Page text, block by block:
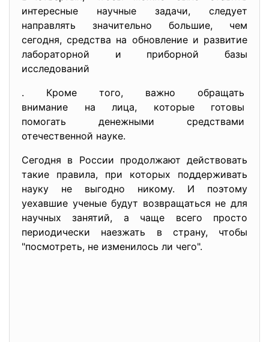
интересные научные задачи, следует
направлять значительно большие, чем
сегодня, средства на обновление и развитие
лабораторной и приборной базы
исследований
. Кроме того, важно обращать
внимание на лица, которые готовы
помогать денежными средствами
отечественной науке.
Сегодня в России продолжают действовать
такие правила, при которых поддерживать
науку не выгодно никому. И поэтому
уехавшие ученые будут возвращаться не для
научных занятий, а чаще всего просто
периодически наезжать в страну, чтобы
"посмотреть, не изменилось ли чего".